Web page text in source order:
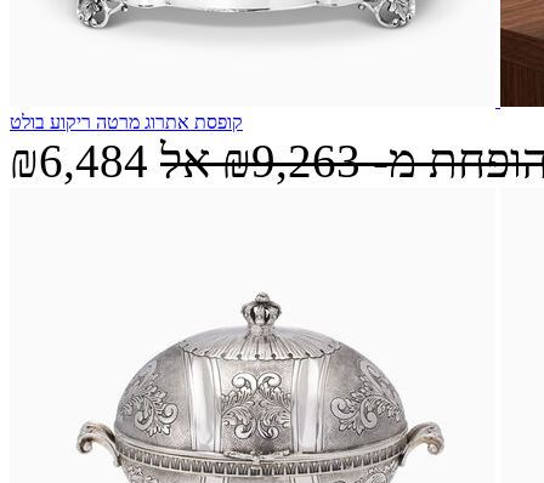
קופסת אתרוג מרטה ריקוע בולט
₪6,484 מ-₪9,263 אל